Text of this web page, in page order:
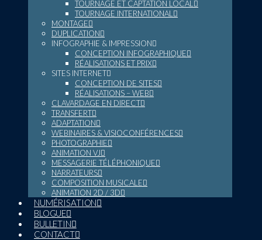
TOURNAGE ET CAPTATION LOCAL
TOURNAGE INTERNATIONAL
MONTAGE
DUPLICATION
INFOGRAPHIE & IMPRESSION
CONCEPTION INFOGRAPHIQUE
RÉALISATIONS ET PRIX
SITES INTERNET
CONCEPTION DE SITES
RÉALISATIONS – WEB
CLAVARDAGE EN DIRECT
TRANSFERT
ADAPTATION
WEBINAIRES & VISIOCONFÉRENCES
PHOTOGRAPHIE
ANIMATION VJ
MESSAGERIE TÉLÉPHONIQUE
NARRATEURS
COMPOSITION MUSICALE
ANIMATION 2D / 3D
NUMÉRISATION
BLOGUE
BULLETIN
CONTACT